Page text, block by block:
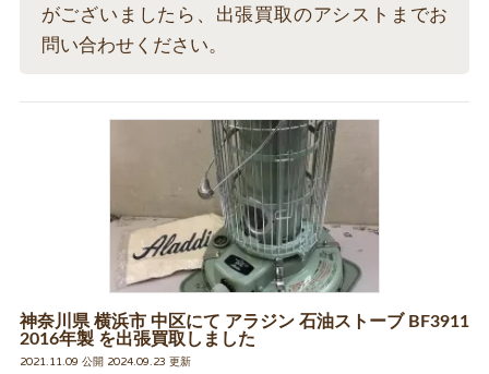
がございましたら、出張買取のアシストまでお
問い合わせください。
神奈川県 横浜市 中区にて アラジン 石油ストーブ BF3911
2016年製 を出張買取しました
2021.11.09 公開 2024.09.23 更新